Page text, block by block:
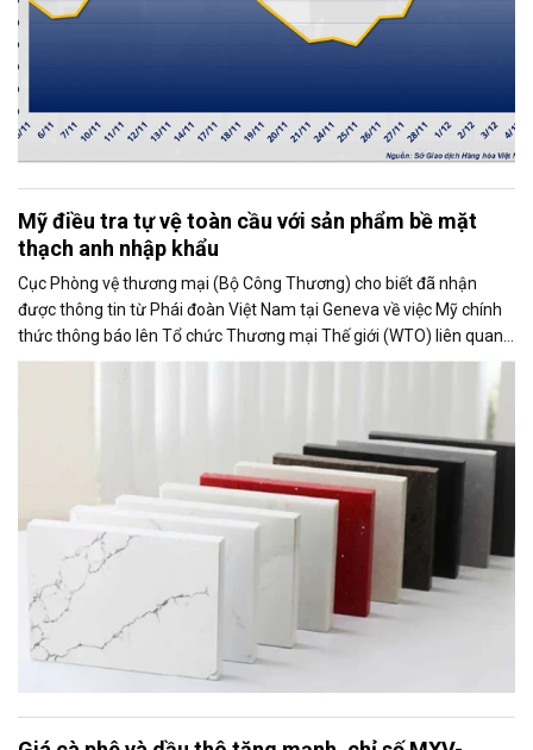
Mỹ điều tra tự vệ toàn cầu với sản phẩm bề mặt
thạch anh nhập khẩu
Cục Phòng vệ thương mại (Bộ Công Thương) cho biết đã nhận
được thông tin từ Phái đoàn Việt Nam tại Geneva về việc Mỹ chính
thức thông báo lên Tổ chức Thương mại Thế giới (WTO) liên quan
đến việc Ủy ban Thương mại Quốc tế Mỹ (USITC) khởi xướng điều
tra tự vệ toàn cầu đối với sản phẩm bề mặt thạch anh nhập khẩu